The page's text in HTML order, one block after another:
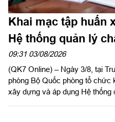
Khai mạc tập huấn
Hệ thống quản lý
chuẩn quốc gia
09:31 03/08/2026
(QK7 Online) – Ngày 3/8, tại
phòng Bộ Quốc phòng tổ chức
xây dựng và áp dụng Hệ thống